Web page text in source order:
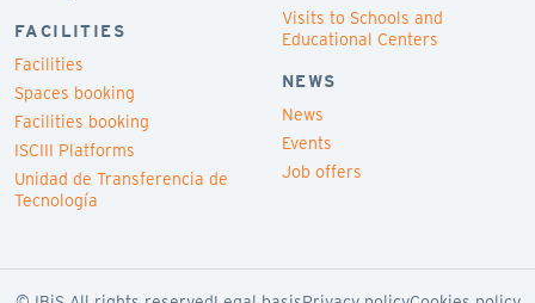
FACILITIES
Facilities
Spaces booking
Facilities booking
ISCIII Platforms
Unidad de Transferencia de
Tecnología
Visits to Schools and
Educational Centers
NEWS
News
Events
Job offers